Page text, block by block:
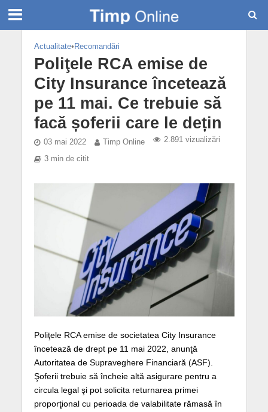
Actualitate• Recomandări
Poliţele RCA emise de
City Insurance încetează
pe 11 mai. Ce trebuie să
facă șoferii care le dețin
03 mai 2022 Timp Online 2.891 vizualizări
3 min de citit
Poliţele RCA emise de societatea City Insurance
încetează de drept pe 11 mai 2022, anunţă
Autoritatea de Supraveghere Financiară (ASF).
Şoferii trebuie să încheie altă asigurare pentru a
circula legal şi pot solicita returnarea primei
proporţional cu perioada de valabilitate rămasă în